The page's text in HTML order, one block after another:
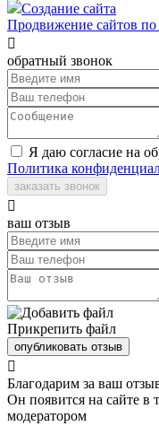
Создание сайта
Продвижение сайтов по

обратный звонок
Я даю согласие на
Политика
заказать звонок

ваш отзыв
Прикрепить файл
опубликовать отзыв

Благодарим за ваш
Он появится на сайте в
модератором